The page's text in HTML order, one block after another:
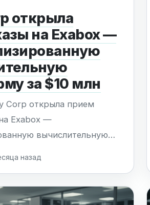
открыла
на Exabox —
за $10 млн
Corp открыла прием
Exabox —
вычислительную
назад